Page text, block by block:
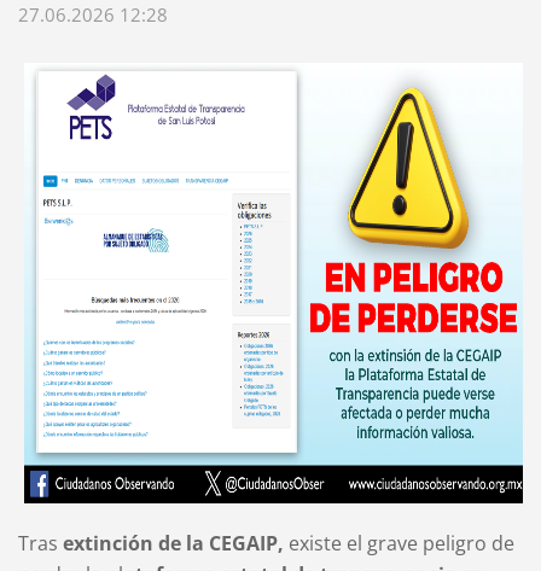
27.06.2026 12:28
Tras extinción de la CEGAIP, existe el grave peligro de